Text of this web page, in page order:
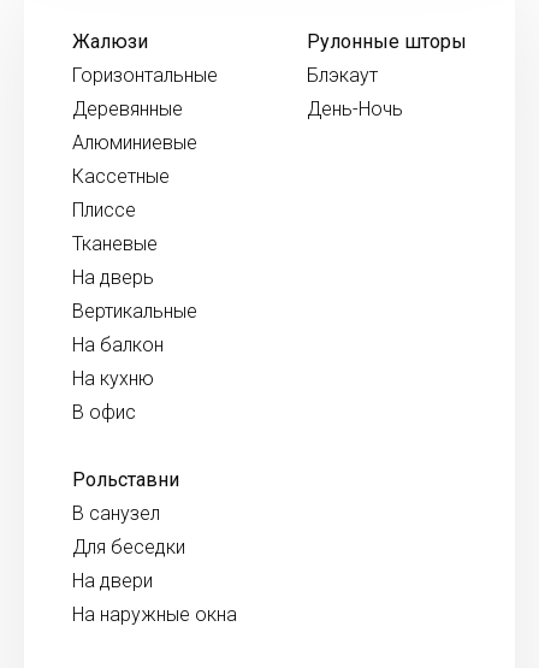
Жалюзи
Горизонтальные
Деревянные
Алюминиевые
Кассетные
Плиссе
Тканевые
На дверь
Вертикальные
На балкон
На кухню
В офис
Рулонные шторы
Блэкаут
День-Ночь
Рольставни
В санузел
Для беседки
На двери
На наружные окна